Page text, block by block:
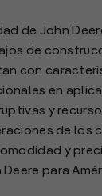
de John
de
con
en
y
de los
y
para